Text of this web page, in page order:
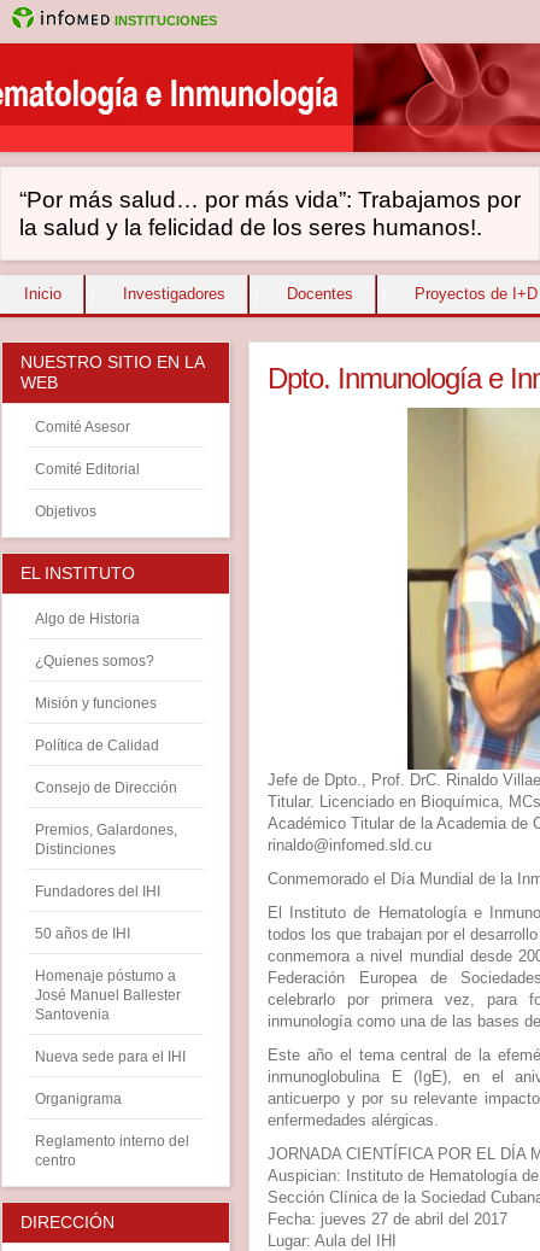
INSTITUCIONES
“Por más salud… por más vida”: Trabajamos por
la salud y la felicidad de los seres humanos!.
Inicio Investigadores Docentes Proyectos de I+D
Dpto. Inmunología e
Jefe de Dpto., Prof. DrC. Rinaldo
Titular. Licenciado en Bioquímica,
Académico Titular de la Academia de
rinaldo@infomed.sld.cu
Conmemorado el Día Mundial de la
El Instituto de Hematología e
todos los que trabajan por el
conmemora a nivel mundial desde
Federación Europea de
celebrarlo por primera vez, para
inmunología como una de las bases
Este año el tema central de la
inmunoglobulina E (IgE), en el
anticuerpo y por su relevante
enfermedades alérgicas.
JORNADA CIENTÍFICA POR EL DÍA
Auspician: Instituto de Hematología
Sección Clínica de la Sociedad
Fecha: jueves 27 de abril del 2017
Lugar: Aula del IHI
NUESTRO SITIO EN LA
WEB
Comité Asesor
Comité Editorial
Objetivos
EL INSTITUTO
Algo de Historia
¿Quienes somos?
Misión y funciones
Política de Calidad
Consejo de Dirección
Premios, Galardones,
Distinciones
Fundadores del IHI
50 años de IHI
Homenaje póstumo a
José Manuel Ballester
Santovenia
Nueva sede para el IHI
Organigrama
Reglamento interno del
centro
DIRECCIÓN